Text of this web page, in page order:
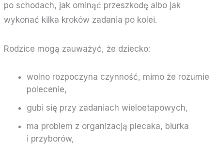
po schodach, jak ominąć przeszkodę albo jak
wykonać kilka kroków zadania po kolei.
Rodzice mogą zauważyć, że dziecko:
wolno rozpoczyna czynność, mimo że rozumie
polecenie,
gubi się przy zadaniach wieloetapowych,
ma problem z organizacją plecaka, biurka
i przyborów,